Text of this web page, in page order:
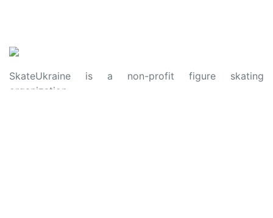
SkateUkraine is a non-profit figure skating
organization.